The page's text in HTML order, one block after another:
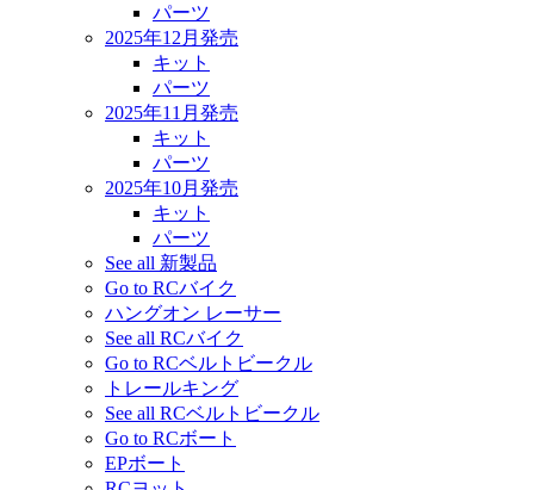
パーツ
2025年12月発売
キット
パーツ
2025年11月発売
キット
パーツ
2025年10月発売
キット
パーツ
See all 新製品
Go to RCバイク
ハングオン レーサー
See all RCバイク
Go to RCベルトビークル
トレールキング
See all RCベルトビークル
Go to RCボート
EPボート